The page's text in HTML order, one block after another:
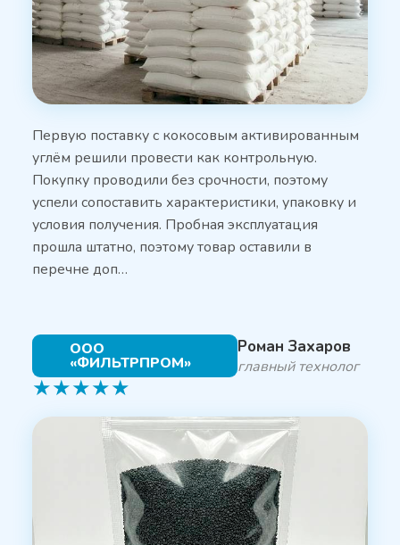
Первую поставку с кокосовым активированным
углём решили провести как контрольную.
Покупку проводили без срочности, поэтому
успели сопоставить характеристики, упаковку и
условия получения. Пробная эксплуатация
прошла штатно, поэтому товар оставили в
перечне доп…
ООО
«ФИЛЬТРПРОМ»
Роман Захаров
главный технолог
★★★★★